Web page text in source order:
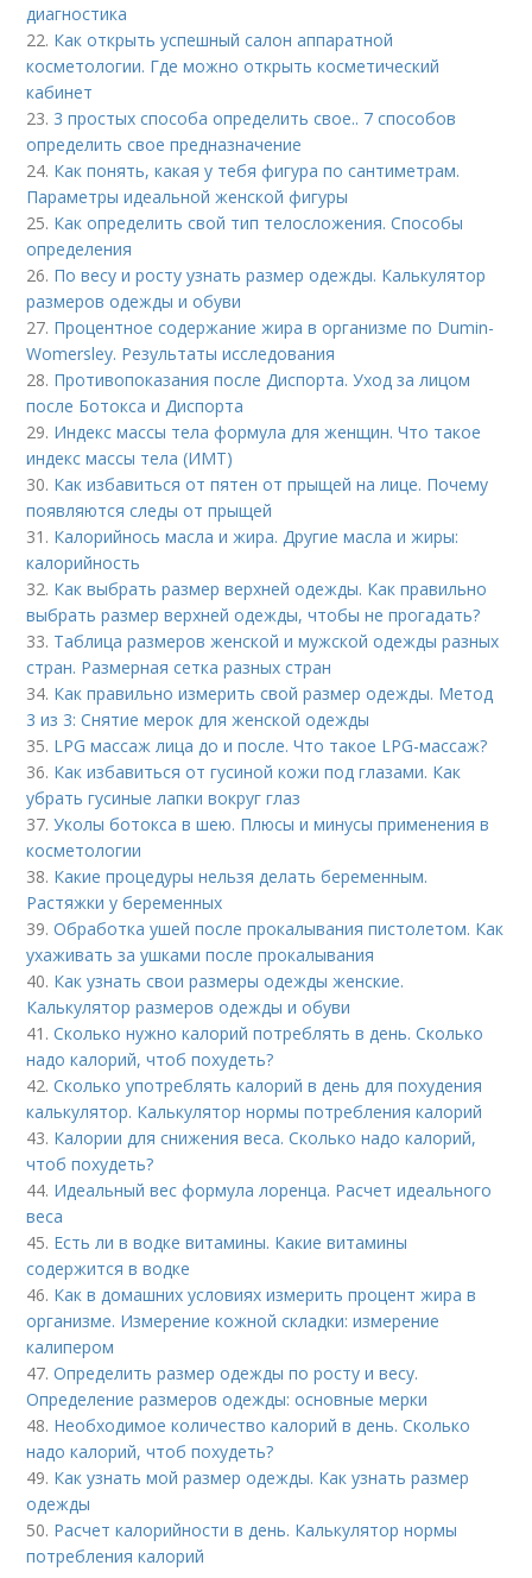
диагностика
22. Как открыть успешный салон аппаратной
косметологии. Где можно открыть косметический
кабинет
23. 3 простых способа определить свое.. 7 способов
определить свое предназначение
24. Как понять, какая у тебя фигура по сантиметрам.
Параметры идеальной женской фигуры
25. Как определить свой тип телосложения. Способы
определения
26. По весу и росту узнать размер одежды. Калькулятор
размеров одежды и обуви
27. Процентное содержание жира в организме по Dumin-
Womersley. Результаты исследования
28. Противопоказания после Диспорта. Уход за лицом
после Ботокса и Диспорта
29. Индекс массы тела формула для женщин. Что такое
индекс массы тела (ИМТ)
30. Как избавиться от пятен от прыщей на лице. Почему
появляются следы от прыщей
31. Калорийнось масла и жира. Другие масла и жиры:
калорийность
32. Как выбрать размер верхней одежды. Как правильно
выбрать размер верхней одежды, чтобы не прогадать?
33. Таблица размеров женской и мужской одежды разных
стран. Размерная сетка разных стран
34. Как правильно измерить свой размер одежды. Метод
3 из 3: Снятие мерок для женской одежды
35. LPG массаж лица до и после. Что такое LPG-массаж?
36. Как избавиться от гусиной кожи под глазами. Как
убрать гусиные лапки вокруг глаз
37.Уколы ботокса в шею. Плюсы и минусы применения в
косметологии
38. Какие процедуры нельзя делать беременным.
Растяжки у беременных
39.Обработка ушей после прокалывания пистолетом. Как
ухаживать за ушками после прокалывания
40. Как узнать свои размеры одежды женские.
Калькулятор размеров одежды и обуви
41.Сколько нужно калорий потреблять в день. Сколько
надо калорий, чтоб похудеть?
42.Сколько употреблять калорий в день для похудения
калькулятор. Калькулятор нормы потребления калорий
43. Калории для снижения веса. Сколько надо калорий,
чтоб похудеть?
44. Идеальный вес формула лоренца. Расчет идеального
веса
45. Есть ли в водке витамины. Какие витамины
содержится в водке
46. Как в домашних условиях измерить процент жира в
организме. Измерение кожной складки: измерение
калипером
47.Определить размер одежды по росту и весу.
Определение размеров одежды: основные мерки
48. Необходимое количество калорий в день. Сколько
надо калорий, чтоб похудеть?
49. Как узнать мой размер одежды. Как узнать размер
одежды
50. Расчет калорийности в день. Калькулятор нормы
потребления калорий